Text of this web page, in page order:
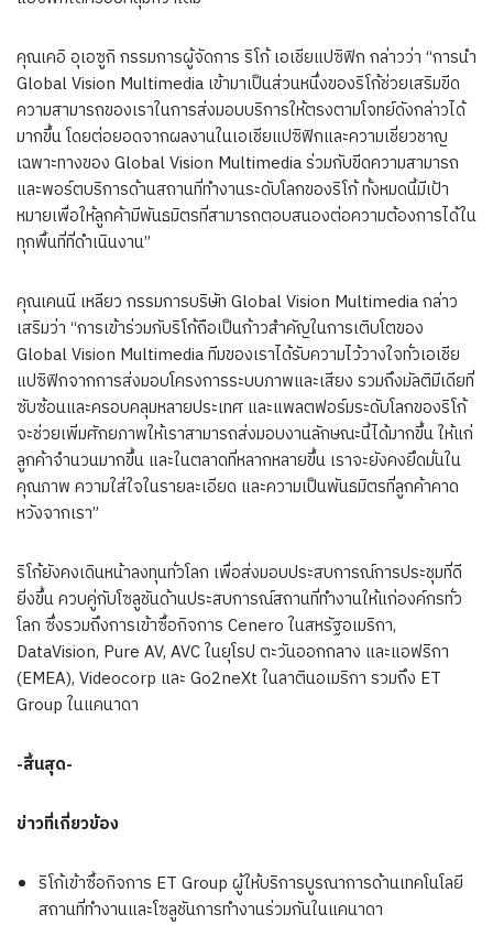
คุณเคอิ อุเอซูกิ กรรมการผู้จัดการ ริโก้ เอเชียแปซิฟิก กล่าวว่า “การนำ
Global Vision Multimedia เข้ามาเป็นส่วนหนึ่งของริโก้ช่วยเสริมขีด
ความสามารถของเราในการส่งมอบบริการให้ตรงตามโจทย์ดังกล่าวได้
มากขึ้น โดยต่อยอดจากผลงานในเอเชียแปซิฟิกและความเชี่ยวชาญ
เฉพาะทางของ Global Vision Multimedia ร่วมกับขีดความสามารถ
และพอร์ตบริการด้านสถานที่ทำงานระดับโลกของริโก้ ทั้งหมดนี้มีเป้า
หมายเพื่อให้ลูกค้ามีพันธมิตรที่สามารถตอบสนองต่อความต้องการได้ใน
ทุกพื้นที่ที่ดำเนินงาน”
คุณเคนนี เหลียว กรรมการบริษัท Global Vision Multimedia กล่าว
เสริมว่า “การเข้าร่วมกับริโก้ถือเป็นก้าวสำคัญในการเติบโตของ
Global Vision Multimedia ทีมของเราได้รับความไว้วางใจทั่วเอเชีย
แปซิฟิกจากการส่งมอบโครงการระบบภาพและเสียง รวมถึงมัลติมีเดียที่
ซับซ้อนและครอบคลุมหลายประเทศ และแพลตฟอร์มระดับโลกของริโก้
จะช่วยเพิ่มศักยภาพให้เราสามารถส่งมอบงานลักษณะนี้ได้มากขึ้น ให้แก่
ลูกค้าจำนวนมากขึ้น และในตลาดที่หลากหลายขึ้น เราจะยังคงยึดมั่นใน
คุณภาพ ความใส่ใจในรายละเอียด และความเป็นพันธมิตรที่ลูกค้าคาด
หวังจากเรา”
ริโก้ยังคงเดินหน้าลงทุนทั่วโลก เพื่อส่งมอบประสบการณ์การประชุมที่ดี
ยิ่งขึ้น ควบคู่กับโซลูชันด้านประสบการณ์สถานที่ทำงานให้แก่องค์กรทั่ว
โลก ซึ่งรวมถึงการเข้าซื้อกิจการ Cenero ในสหรัฐอเมริกา,
DataVision, Pure AV, AVC ในยุโรป ตะวันออกกลาง และแอฟริกา
(EMEA), Videocorp และ Go2neXt ในลาตินอเมริกา รวมถึง ET
Group ในแคนาดา
-สิ้นสุด-
ข่าวที่เกี่ยวข้อง
ริโก้เข้าซื้อกิจการ ET Group ผู้ให้บริการบูรณาการด้านเทคโนโลยี
สถานที่ทำงานและโซลูชันการทำงานร่วมกันในแคนาดา